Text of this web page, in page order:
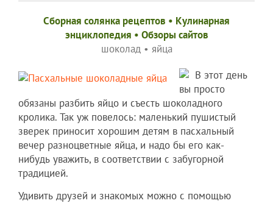
Сборная солянка рецептов • Кулинарная
энциклопедия • Обзоры сайтов
шоколад• яйца
В этот день
вы просто
обязаны разбить яйцо и съесть шоколадного
кролика. Так уж повелось: маленький пушистый
зверек приносит хорошим детям в пасхальный
вечер разноцветные яйца, и надо бы его как-
нибудь уважить, в соответствии с забугорной
традицией.
Удивить друзей и знакомых можно с помощью